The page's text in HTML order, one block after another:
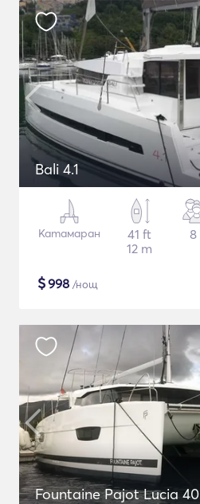
Bali 4.1
Катамаран
41 ft
12 m
8
$998 /нощ
Fountaine Pajot Lucia 40